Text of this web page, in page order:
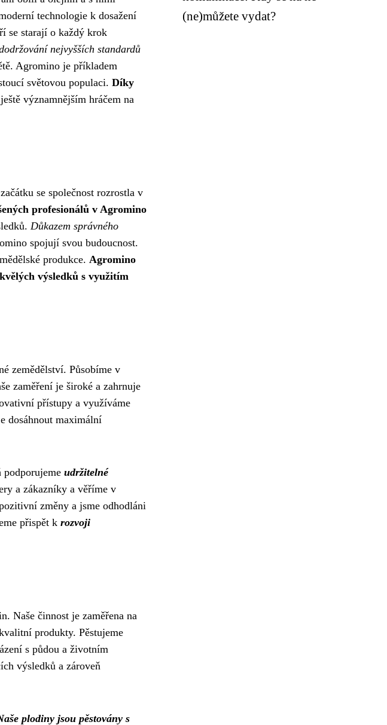
technologie k dosažení
se starají o každý krok
nejvyšších standardů
Agromino je příkladem
světovou populaci. Díky
významnějším hráčem na
se společnost rozrostla v
profesionálů v Agromino
Důkazem správného
spojují svou budoucnost.
produkce. Agromino
výsledků s využitím
zemědělství. Působíme v
zaměření je široké a zahrnuje
přístupy a využíváme
dosáhnout maximální
podporujeme udržitelné
a zákazníky a věříme v
změny a jsme odhodláni
přispět k rozvoji
Naše činnost je zaměřena na
produkty. Pěstujeme
s půdou a životním
výsledků a zároveň
plodiny jsou pěstovány s
(ne)můžete vydat?